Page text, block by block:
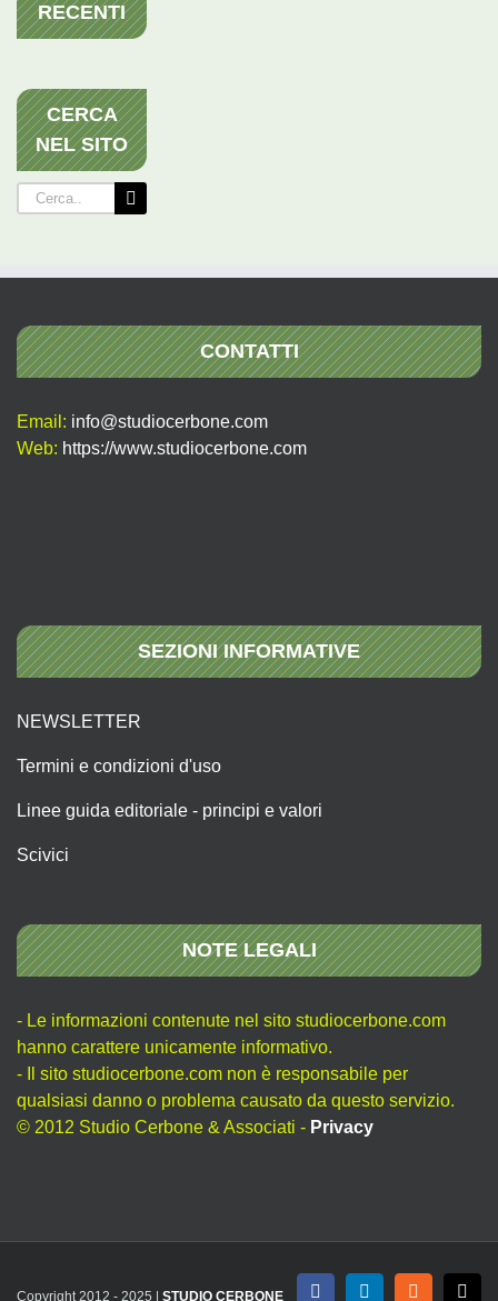
RECENTI
CERCA
NEL SITO
Cerca
per:
CONTATTI
Email: info@studiocerbone.com
Web: https://www.studiocerbone.com
SEZIONI INFORMATIVE
NEWSLETTER
Termini e condizioni d'uso
Linee guida editoriale - principi e valori
Scivici
NOTE LEGALI
- Le informazioni contenute nel sito studiocerbone.com
hanno carattere unicamente informativo.
- Il sito studiocerbone.com non è responsabile per
qualsiasi danno o problema causato da questo servizio.
© 2012 Studio Cerbone & Associati - Privacy
Copyright 2012 - 2025 | STUDIO CERBONE